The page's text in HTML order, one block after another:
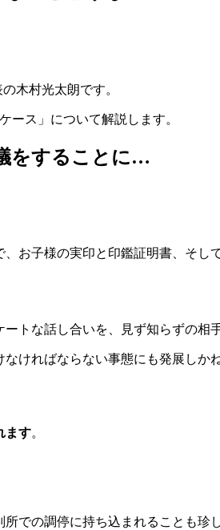
木村光太朗です。
ース」について解説します。
をすることに…
お子様の実印と印鑑証明書、そし
トな話し合いを、見ず知らずの相
ければならない事態にも発展しかね
ます。
での調停に持ち込まれることも珍